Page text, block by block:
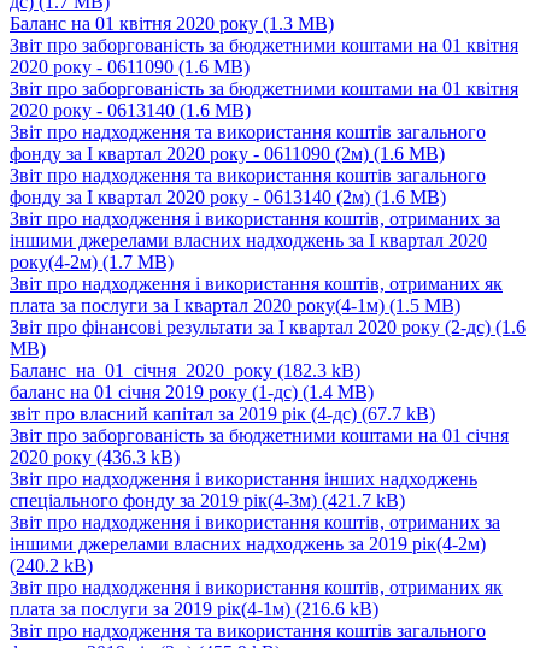
Баланс на 01 квітня 2020 року (1.3 MB)
Звіт про заборгованість за бюджетними коштами на 01 квітня
2020 року - 0611090 (1.6 MB)
Звіт про заборгованість за бюджетними коштами на 01 квітня
2020 року - 0613140 (1.6 MB)
Звіт про надходження та використання коштів загального
фонду за І квартал 2020 року - 0611090 (2м) (1.6 MB)
Звіт про надходження та використання коштів загального
фонду за І квартал 2020 року - 0613140 (2м) (1.6 MB)
Звіт про надходження і використання коштів, отриманих за
іншими джерелами власних надходжень за І квартал 2020
року(4-2м) (1.7 MB)
Звіт про надходження і використання коштів, отриманих як
плата за послуги за І квартал 2020 року(4-1м) (1.5 MB)
Звіт про фінансові результати за І квартал 2020 року (2-дс) (1.6
MB)
Баланс_на_01_січня_2020_року (182.3 kB)
баланс на 01 січня 2019 року (1-дс) (1.4 MB)
звіт про власний капітал за 2019 рік (4-дс) (67.7 kB)
Звіт про заборгованість за бюджетними коштами на 01 січня
2020 року (436.3 kB)
Звіт про надходження і використання інших надходжень
спеціального фонду за 2019 рік(4-3м) (421.7 kB)
Звіт про надходження і використання коштів, отриманих за
іншими джерелами власних надходжень за 2019 рік(4-2м)
(240.2 kB)
Звіт про надходження і використання коштів, отриманих як
плата за послуги за 2019 рік(4-1м) (216.6 kB)
Звіт про надходження та використання коштів загального